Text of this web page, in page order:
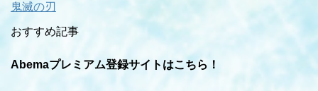
鬼滅の刃
おすすめ記事
Abemaプレミアム登録サイトはこちら！